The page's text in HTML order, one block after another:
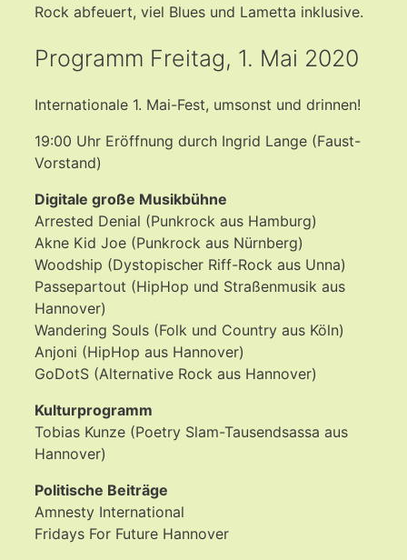
Rock abfeuert, viel Blues und Lametta inklusive.
Programm Freitag, 1. Mai 2020
Internationale 1. Mai-Fest, umsonst und drinnen!
19:00 Uhr Eröffnung durch Ingrid Lange (Faust-
Vorstand)
Digitale große Musikbühne
Arrested Denial (Punkrock aus Hamburg)
Akne Kid Joe (Punkrock aus Nürnberg)
Woodship (Dystopischer Riff-Rock aus Unna)
Passepartout (HipHop und Straßenmusik aus
Hannover)
Wandering Souls (Folk und Country aus Köln)
Anjoni (HipHop aus Hannover)
GoDotS (Alternative Rock aus Hannover)
Kulturprogramm
Tobias Kunze (Poetry Slam-Tausendsassa aus
Hannover)
Politische Beiträge
Amnesty International
Fridays For Future Hannover